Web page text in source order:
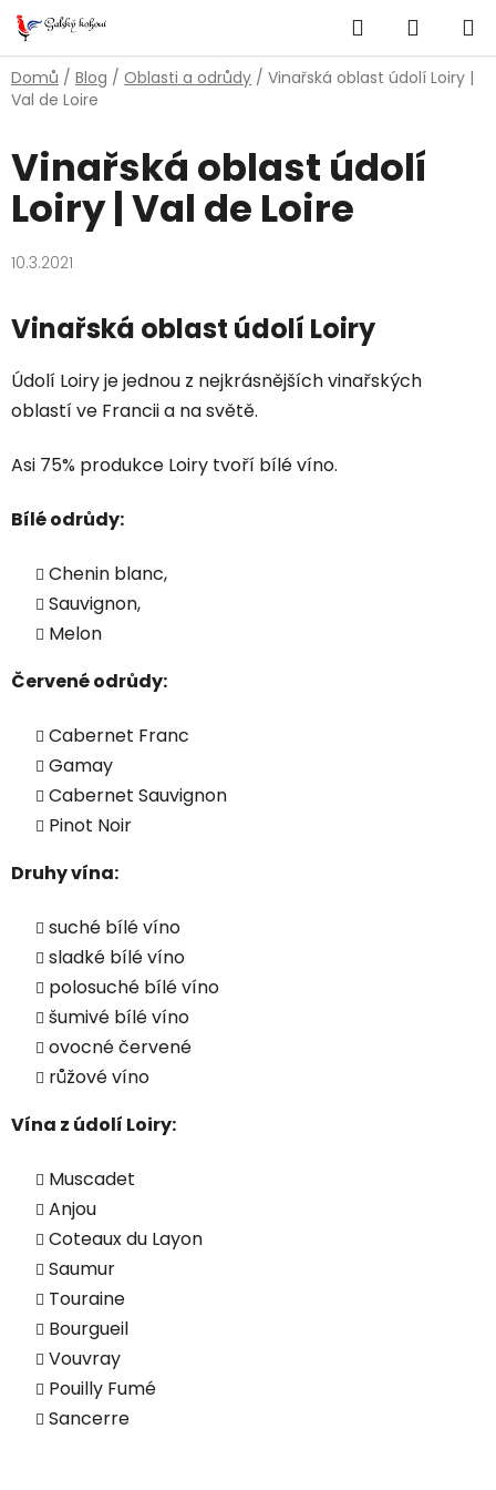
Přejít
na
obsah
Hledat
KOŠÍK
Domů / Blog / Oblasti a odrůdy / Vinařská oblast údolí Loiry |
Val de Loire
Vinařská oblast údolí
Loiry | Val de Loire
10.3.2021
Vinařská oblast údolí Loiry
Údolí Loiry je jednou z nejkrásnějších vinařských
oblastí ve Francii a na světě.
Asi 75% produkce Loiry tvoří bílé víno.
Bílé odrůdy:
Chenin blanc,
Sauvignon,
Melon
Červené odrůdy:
Cabernet Franc
Gamay
Cabernet Sauvignon
Pinot Noir
Druhy vína:
suché bílé víno
sladké bílé víno
polosuché bílé víno
šumivé bílé víno
ovocné červené
růžové víno
Vína z údolí Loiry:
Muscadet
Anjou
Coteaux du Layon
Saumur
Touraine
Bourgueil
Vouvray
Pouilly Fumé
Sancerre